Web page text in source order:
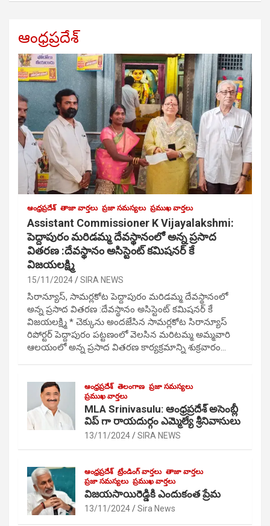
ఆంధ్రప్రదేశ్
ఆంధ్రప్రదేశ్ తాజా వార్తలు ప్రజా సమస్యలు ప్రముఖ వార్తలు
Assistant Commissioner K Vijayalakshmi:
పెద్దాపురం మరిడమ్మ దేవస్థానంలో అన్న ప్రసాద
వితరణ :దేవస్థానం అసిస్టెంట్ కమిషనర్ కే
విజయలక్ష్మి
15/11/2024 SIRA NEWS
సిరాన్యూస్, సామర్లకోట పెద్దాపురం మరిడమ్మ దేవస్థానంలో
అన్న ప్రసాద వితరణ :దేవస్థానం అసిస్టెంట్ కమిషనర్ కే
విజయలక్ష్మి * చెక్కును అందజేసిన సామర్లకోట సిరాన్యూస్
రిపోర్టర్ పెద్దాపురం పట్టణంలో వెలసిన మరిటమ్మ అమ్మవారి
ఆలయంలో అన్న ప్రసాద వితరణ కార్యక్రమాన్ని శుక్రవారం…
ఆంధ్రప్రదేశ్ తెలంగాణ ప్రజా సమస్యలు
ప్రముఖ వార్తలు
MLA Srinivasulu: ఆంధ్రప్రదేశ్ అసెంబ్లీ
విప్ గా రాయదుర్గం ఎమ్మెల్యే శ్రీనివాసులు
13/11/2024 SIRA NEWS
ఆంధ్రప్రదేశ్ ట్రేండింగ్ వార్తలు తాజా వార్తలు
ప్రజా సమస్యలు ప్రముఖ వార్తలు
విజయసాయిరెడ్డికి ఎందుకంత ప్రేమ
13/11/2024 Sira News